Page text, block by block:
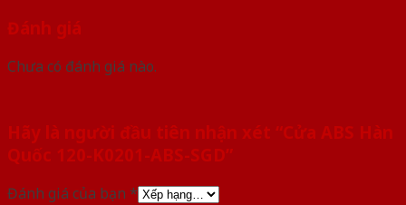
Đánh giá
Chưa có đánh giá nào.
Hãy là người đầu tiên nhận xét “Cửa ABS Hàn
Quốc 120-K0201-ABS-SGD”
Đánh giá của bạn *